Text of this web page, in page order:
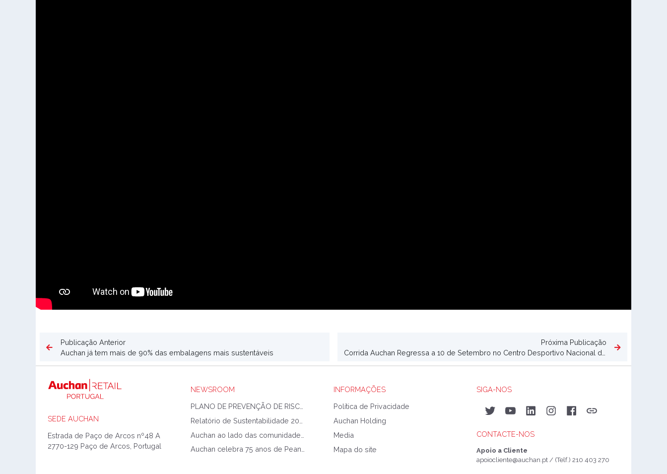
Publicação Anterior
Auchan já tem mais de 90% das embalagens mais sustentáveis
Próxima Publicação
SEDE AUCHAN
Estrada de Paço de Arcos nº48 A
2770-129 Paço de Arcos, Portugal
NEWSROOM
INFORMAÇÕES
Política de Privacidade
Auchan Holding
Media
Mapa do site
SIGA-NOS
TwitterYouTubeLinkedInInstagramFacebookAuchan&eu
CONTACTE-NOS
Apoio a Cliente
apoiocliente@auchan.pt / (Telf.) 210 403 270